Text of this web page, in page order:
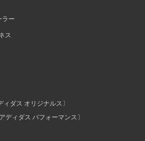
ラー
ス
ィダス オリジナルス〕
ディダス パフォーマンス〕